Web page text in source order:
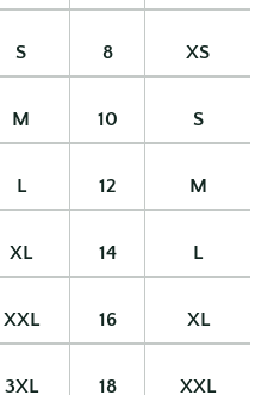
S 8 XS
M 10 S
L 12 M
XL 14 L
XXL 16 XL
3XL 18 XXL